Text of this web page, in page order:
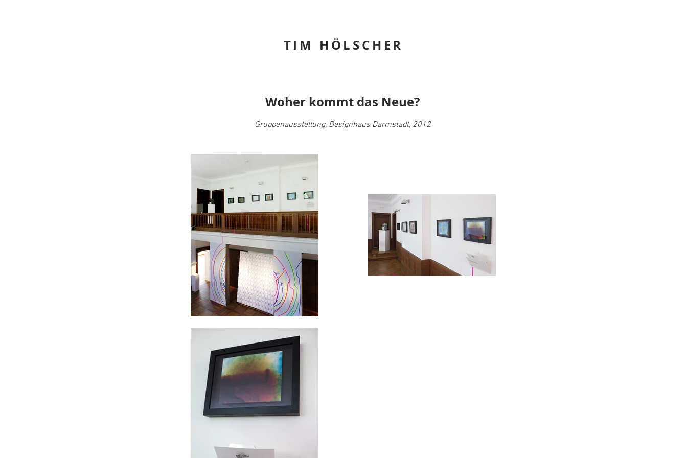
TIM HÖLSCHER
Woher kommt das Neue?
Gruppenausstellung, Designhaus Darmstadt, 2012